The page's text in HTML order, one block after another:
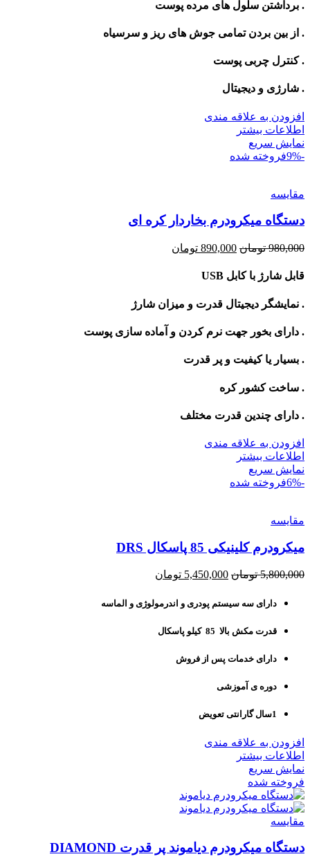
. برداشتن سلول های مرده پوست
. از بین بردن تمامی جوش های ریز و سرسیاه
. کنترل چربی پوست
. شارژی و دیجیتال
افزودن به علاقه مندی
اطلاعات بیشتر
نمایش سریع
-9%
فروخته شده
مقايسه
دستگاه میکرودرم بخاردار کره ای
980,000 تومان Original
was:
980,000 تومان.
890,000 تومان
قابل شارژ با کابل USB
. نمایشگر دیجیتال قدرت و میزان شارژ
. دارای بخور جهت نرم کردن و آماده سازی پوست
. بسیار یا کیفیت و پر قدرت
. ساخت کشور کره
. دارای چندین قدرت مختلف
افزودن به علاقه مندی
اطلاعات بیشتر
نمایش سریع
-6%
فروخته شده
مقايسه
میکرودرم کلینیکی 85 پاسکال DRS
5,800,000 تومان Original
5,800,000 تومان.
5,450,000 تومان
is:
5,450,000 تومان.
دارای سه سیستم پودری و اندرمولوژی و الماسه
قدرت مکش بالا 85 کیلو پاسکال
دارای خدمات پس از فروش
دوره ی آموزشی
1سال گارانتی تعویض
افزودن به علاقه مندی
اطلاعات بیشتر
نمایش سریع
فروخته شده
مقايسه
دستگاه میکرودرم دیاموند پر قدرت DIAMOND